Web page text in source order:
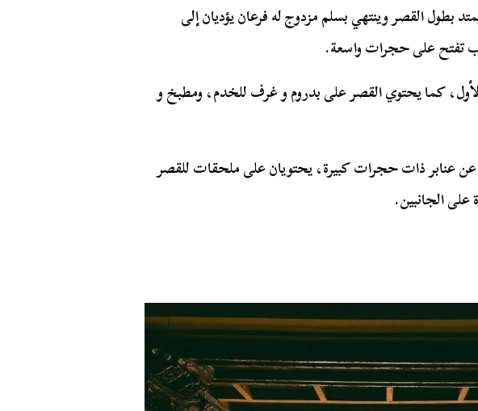
بطول القصر وينتهي بسلم مزدوج له فرعان يؤديان إلى
تفتح على حجرات واسعة.
كما يحتوي القصر على بدروم و غرف للخدم، ومطبخ و
عن عنابر ذات حجرات كبيرة، يحتويان على ملحقات للقصر
الجانبين.